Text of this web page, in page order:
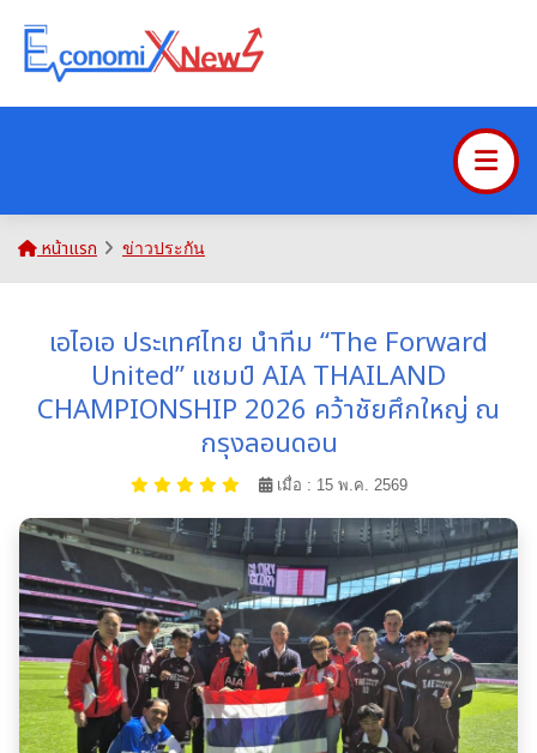
หน้าแรก ข่าวประกัน
เอไอเอ ประเทศไทย นำทีม “The Forward
United” แชมป์ AIA THAILAND
CHAMPIONSHIP 2026 คว้าชัยศึกใหญ่ ณ
กรุงลอนดอน
เมื่อ : 15 พ.ค. 2569